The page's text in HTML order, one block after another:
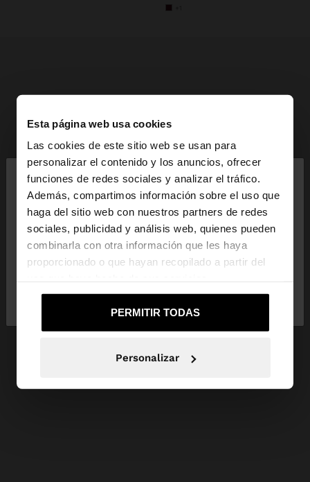
Esta página web usa cookies
Las cookies de este sitio web se usan para
personalizar el contenido y los anuncios, ofrecer
funciones de redes sociales y analizar el tráfico.
Además, compartimos información sobre el uso que
haga del sitio web con nuestros partners de redes
sociales, publicidad y análisis web, quienes pueden
combinarla con otra información que les haya
proporcionado o que hayan recopilado a partir del
PERMITIR TODAS
Personalizar
hola
Estás accediendo a la web de España. ¿Quieres ir a
la web de United States?